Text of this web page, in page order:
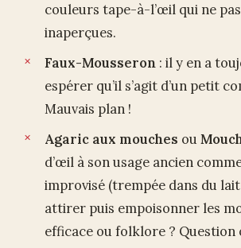
couleurs tape-à-l’œil qui ne
inaperçues.
Faux-Mousseron : il y en a
espérer qu’il s’agit d’un petit
Mauvais plan !
Agaric aux mouches ou
d’œil à son usage ancien
improvisé (trempée dans du
attirer puis empoisonner les
efficace ou folklore ? Question